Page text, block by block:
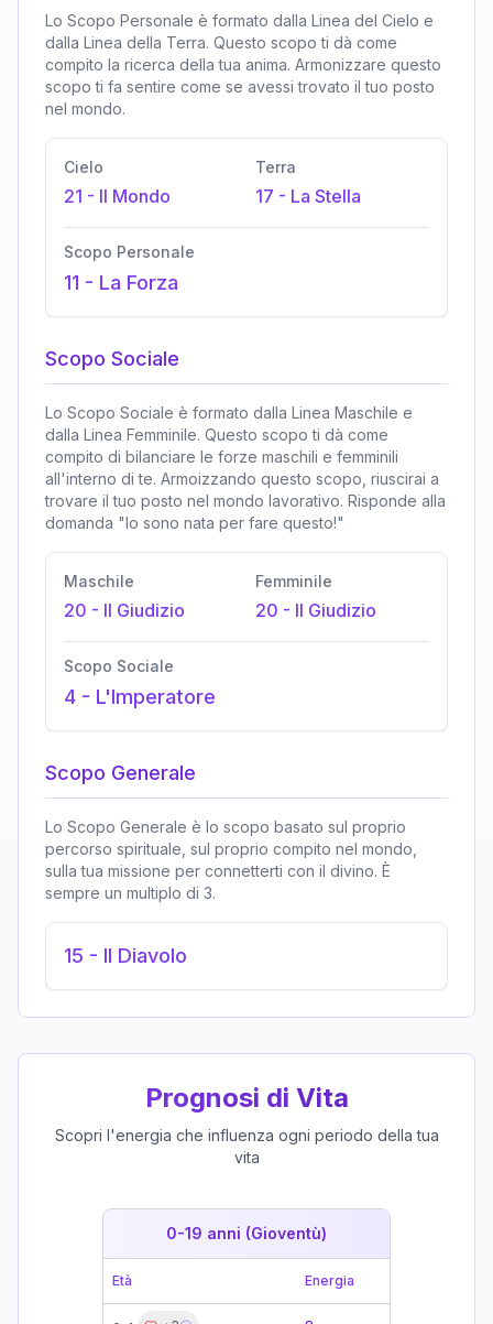
Lo Scopo Personale è formato dalla Linea del Cielo e
dalla Linea della Terra. Questo scopo ti dà come
compito la ricerca della tua anima. Armonizzare questo
scopo ti fa sentire come se avessi trovato il tuo posto
nel mondo.
Cielo
21 - Il Mondo
Terra
17 - La Stella
Scopo Personale
11 - La Forza
Scopo Sociale
Lo Scopo Sociale è formato dalla Linea Maschile e
dalla Linea Femminile. Questo scopo ti dà come
compito di bilanciare le forze maschili e femminili
all'interno di te. Armoizzando questo scopo, riuscirai a
trovare il tuo posto nel mondo lavorativo. Risponde alla
domanda "Io sono nata per fare questo!"
Maschile
20 - Il Giudizio
Femminile
20 - Il Giudizio
Scopo Sociale
4 - L'Imperatore
Scopo Generale
Lo Scopo Generale è lo scopo basato sul proprio
percorso spirituale, sul proprio compito nel mondo,
sulla tua missione per connetterti con il divino. È
sempre un multiplo di 3.
15 - Il Diavolo
Prognosi di Vita
Scopri l'energia che influenza ogni periodo della tua
vita
0-19 anni (Gioventù)
Età Energia